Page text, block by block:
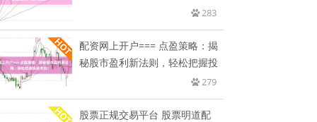
283
配资网上开户=== 点盈策略：揭
秘股市盈利新法则，轻松把握投
279
股票正规交易平台 股票明道配